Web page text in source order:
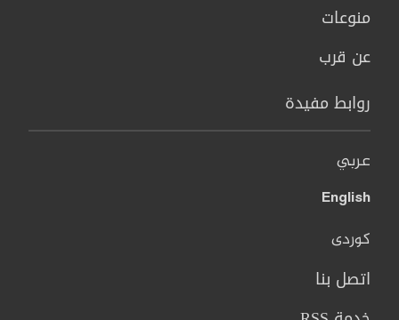
منوعات
عن قرب
روابط مفيدة
عربي
English
کوردی
اتصل بنا